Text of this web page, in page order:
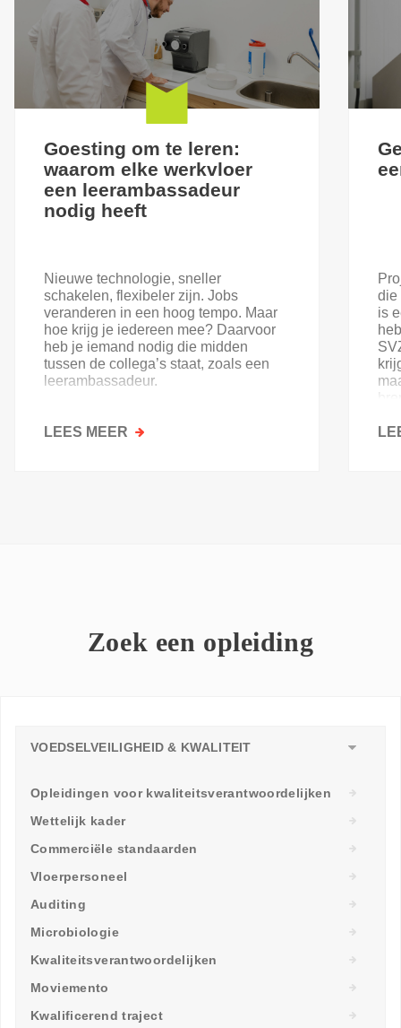
Goesting om te leren:
waarom elke werkvloer
een leerambassadeur
nodig heeft
Nieuwe technologie, sneller
schakelen, flexibeler zijn. Jobs
veranderen in een hoog tempo. Maar
hoe krijg je iedereen mee? Daarvoor
heb je iemand nodig die midden
tussen de collega’s staat, zoals een
leerambassadeur.
LEES MEER OVER
NODIG
die
is
Zoek een opleiding
VOEDSELVEILIGHEID & KWALITEIT
Opleidingen voor kwaliteitsverantwoordelijken
Wettelijk kader
Commerciële standaarden
Vloerpersoneel
Auditing
Microbiologie
Kwaliteitsverantwoordelijken
Moviemento
Kwalificerend traject